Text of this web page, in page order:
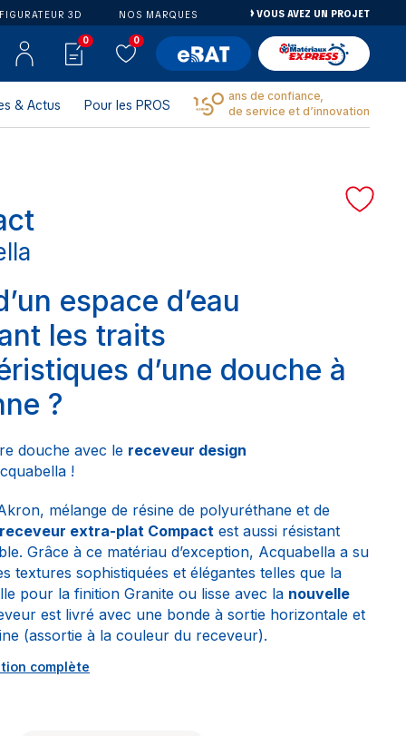
3D NOS MARQUES VOUS AVEZ UN PROJET
0 0
& Actus Pour les PROS
ans de confiance,
de service et d’innovation
espace d’eau
les traits
d’une douche à
?
douche avec le receveur design
!
mélange de résine de polyuréthane et de
receveur extra-plat Compact est aussi résistant
Grâce à ce matériau d’exception, Acquabella a su
textures sophistiquées et élégantes telles que la
pour la finition Granite ou lisse avec la nouvelle
est livré avec une bonde à sortie horizontale et
(assortie à la couleur du receveur).
complète